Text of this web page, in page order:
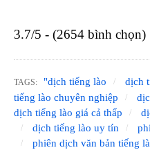
3.7/5 - (2654 bình chọn)
TAGS: "dịch tiếng lào dịch
tiếng lào chuyên nghiệp
dịch tiếng lào giá cả thấp
dịch tiếng lào uy tín
phiên dịch văn bản tiếng